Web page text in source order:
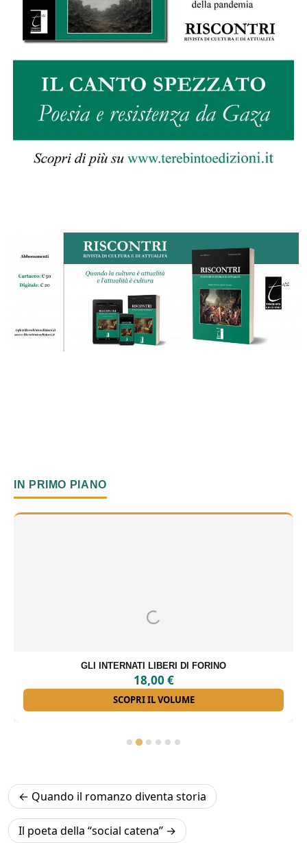
IN PRIMO PIANO
GLI INTERNATI LIBERI DI FORINO
18,00 €
SCOPRI IL VOLUME
Navigazione
articoli
Quando il romanzo diventa storia
Il poeta della “social catena”